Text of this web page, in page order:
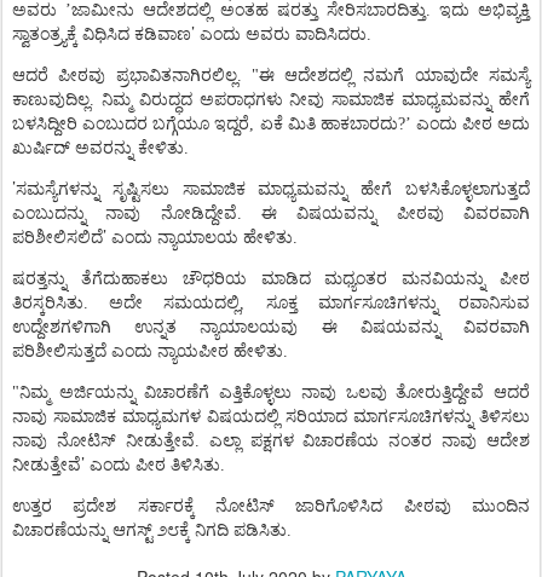
ಅವರು ’ಜಾಮೀನು ಆದೇಶದಲ್ಲಿ ಅಂತಹ ಷರತ್ತು ಸೇರಿಸಬಾರದಿತ್ತು. ಇದು ಅಭಿವ್ಯಕ್ತಿ
ಸ್ವಾತಂತ್ರ್ಯಕ್ಕೆ ವಿಧಿಸಿದ ಕಡಿವಾಣ’ ಎಂದು ಅವರು ವಾದಿಸಿದರು.
ಆದರೆ ಪೀಠವು ಪ್ರಭಾವಿತನಾಗಿರಲಿಲ್ಲ. "ಈ ಆದೇಶದಲ್ಲಿ ನಮಗೆ ಯಾವುದೇ
ಸಮಸ್ಯೆ
ಕಾಣುವುದಿಲ್ಲ. ನಿಮ್ಮ ವಿರುದ್ಧದ ಅಪರಾಧಗಳು ನೀವು ಸಾಮಾಜಿಕ ಮಾಧ್ಯಮವನ್ನು ಹೇಗೆ
ಬಳಸಿದ್ದೀರಿ ಎಂಬುದರ ಬಗ್ಗೆಯೂ ಇದ್ದರೆ, ಏಕೆ ಮಿತಿ ಹಾಕಬಾರದು?’ ಎಂದು ಪೀಠ ಅದು
ಖುರ್ಷಿದ್ ಅವರನ್ನು ಕೇಳಿತು.
’ಸಮಸ್ಯೆಗಳನ್ನು ಸೃಷ್ಟಿಸಲು ಸಾಮಾಜಿಕ ಮಾಧ್ಯಮವನ್ನು ಹೇಗೆ
ಬಳಸಿಕೊಳ್ಳಲಾಗುತ್ತದೆ
ಎಂಬುದನ್ನು
ನಾವು ನೋಡಿದ್ದೇವೆ.ಈ ವಿಷಯವನ್ನು ಪೀಠವು
ವಿವರವಾಗಿ
ಪರಿಶೀಲಿಸಲಿದೆ’ ಎಂದು ನ್ಯಾಯಾಲಯ ಹೇಳಿತು.
ಷರತ್ತನ್ನು ತೆಗೆದುಹಾಕಲು ಚೌಧರಿಯ ಮಾಡಿದ ಮಧ್ಯಂತರ ಮನವಿಯನ್ನು
ಪೀಠ
ತಿರಸ್ಕರಿಸಿತು.ಅದೇ ಸಮಯದಲ್ಲಿ, ಸೂಕ್ತ ಮಾರ್ಗಸೂಚಿಗಳನ್ನು
ರವಾನಿಸುವ
ಉದ್ದೇಶಗಳಿಗಾಗಿ
ಉನ್ನತ ನ್ಯಾಯಾಲಯವು ಈ ವಿಷಯವನ್ನು
ವಿವರವಾಗಿ
ಪರಿಶೀಲಿಸುತ್ತದೆ ಎಂದು ನ್ಯಾಯಪೀಠ ಹೇಳಿತು.
"ನಿಮ್ಮ ಅರ್ಜಿಯನ್ನು ವಿಚಾರಣೆಗೆ ಎತ್ತಿಕೊಳ್ಳಲು ನಾವು ಒಲವು ತೋರುತ್ತಿದ್ದೇವೆ
ಆದರೆ
ನಾವು ಸಾಮಾಜಿಕ ಮಾಧ್ಯಮಗಳ ವಿಷಯದಲ್ಲಿ ಸರಿಯಾದ ಮಾರ್ಗಸೂಚಿಗಳನ್ನು ತಿಳಿಸಲು
ನಾವು ನೋಟಿಸ್ ನೀಡುತ್ತೇವೆ. ಎಲ್ಲಾ ಪಕ್ಷಗಳ ವಿಚಾರಣೆಯ ನಂತರ ನಾವು ಆದೇಶ
ನೀಡುತ್ತೇವೆ’ ಎಂದು ಪೀಠ ತಿಳಿಸಿತು.
ಉತ್ತರ ಪ್ರದೇಶ ಸರ್ಕಾರಕ್ಕೆ ನೋಟಿಸ್ ಜಾರಿಗೊಳಿಸಿದ ಪೀಠವು
ಮುಂದಿನ
ವಿಚಾರಣೆಯನ್ನು ಆಗಸ್ಟ್ ೨೮ಕ್ಕೆ ನಿಗದಿ ಪಡಿಸಿತು.